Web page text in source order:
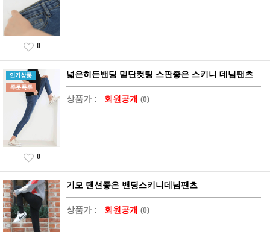
0
넓은히든밴딩 밑단컷팅 스판좋은 스키니 데님팬츠
상품가 : 회원공개 (0)
0
기모 텐션좋은 밴딩스키니데님팬츠
상품가 : 회원공개 (0)